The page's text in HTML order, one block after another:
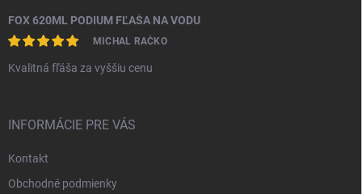
FOX 620ML PODIUM FĽAŠA NA VODU
MICHAL RAČKO
Kvalitná fľáša za vyššiu cenu
INFORMÁCIE PRE VÁS
Kontakt
Obchodné podmienky